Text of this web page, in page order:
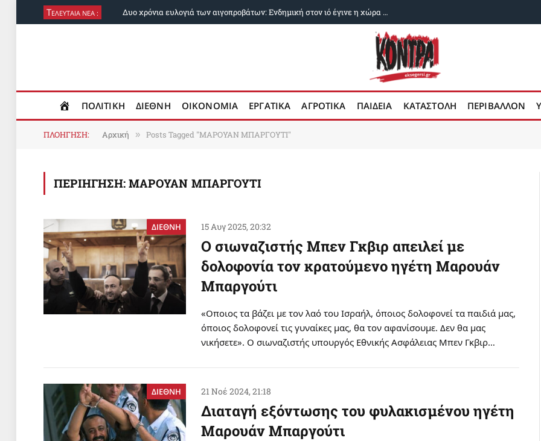
ΤΕΛΕΥΤΑΙΑ ΝΕΑ : Δυο χρόνια ευλογιά των αιγοπροβάτων: Ενδημική στον ιό έγινε η χώρα μας
ΠΟΛΙΤΙΚΗ ΔΙΕΘΝΗ ΟΙΚΟΝΟΜΙΑ ΕΡΓΑΤΙΚΑ ΑΓΡΟΤΙΚΑ ΠΑΙΔΕΙΑ ΚΑΤΑΣΤΟΛΗ ΠΕΡΙΒΑΛΛΟΝ
ΠΛΟΗΓΗΣΗ: Αρχική » Posts Tagged "ΜΑΡΟΥΑΝ ΜΠΑΡΓΟΥΤΙ"
ΠΕΡΙΗΓΗΣΗ:ΜΑΡΟΥΑΝ ΜΠΑΡΓΟΥΤΙ
ΔΙΕΘΝΗ 15 Αυγ 2025, 20:32
Ο σιωναζιστής Μπεν Γκβιρ απειλεί με
δολοφονία τον κρατούμενο ηγέτη Μαρουάν
Μπαργούτι
«Οποιος τα βάζει με τον λαό του Ισραήλ, όποιος δολοφονεί τα παιδιά μας,
όποιος δολοφονεί τις γυναίκες μας, θα τον αφανίσουμε. Δεν θα μας
νικήσετε». Ο σιωναζιστής υπουργός Εθνικής Ασφάλειας Μπεν Γκβιρ…
ΔΙΕΘΝΗ 21 Νοέ 2024, 21:18
Διαταγή εξόντωσης του φυλακισμένου ηγέτη
Μαρουάν Μπαργούτι